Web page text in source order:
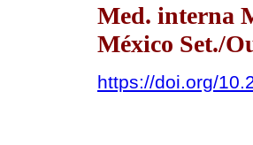
Med. interna
México Set./
https://doi.org/